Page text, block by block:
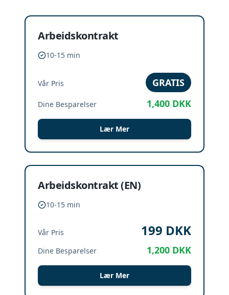
Arbeidskontrakt
10-15 min
Vår Pris GRATIS
Dine Besparelser 1,400 DKK
Lær Mer
Arbeidskontrakt (EN)
10-15 min
Vår Pris 199 DKK
Dine Besparelser 1,200 DKK
Lær Mer